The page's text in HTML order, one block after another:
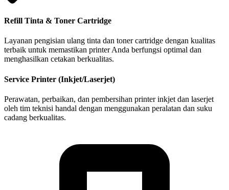
Refill Tinta & Toner Cartridge
Layanan pengisian ulang tinta dan toner cartridge dengan kualitas
terbaik untuk memastikan printer Anda berfungsi optimal dan
menghasilkan cetakan berkualitas.
Service Printer (Inkjet/Laserjet)
Perawatan, perbaikan, dan pembersihan printer inkjet dan laserjet
oleh tim teknisi handal dengan menggunakan peralatan dan suku
cadang berkualitas.